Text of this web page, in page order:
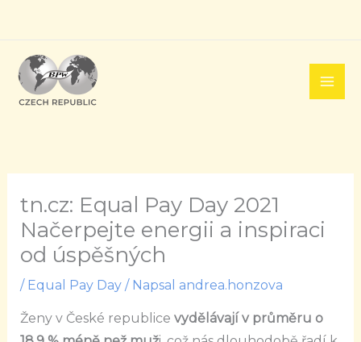
obsah
tn.cz: Equal Pay Day 2021
Načerpejte energii a inspiraci
od úspěšných
/ Equal Pay Day/ Napsal andrea.honzova
Ženy v České republice vydělávají v průměru o